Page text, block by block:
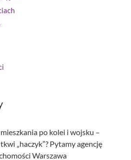
po kolei i wojsku –
„haczyk”? Pytamy agencję
Warszawa